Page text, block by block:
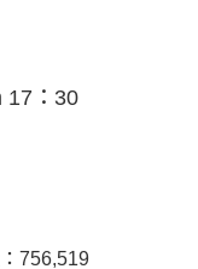
17：30
756,519